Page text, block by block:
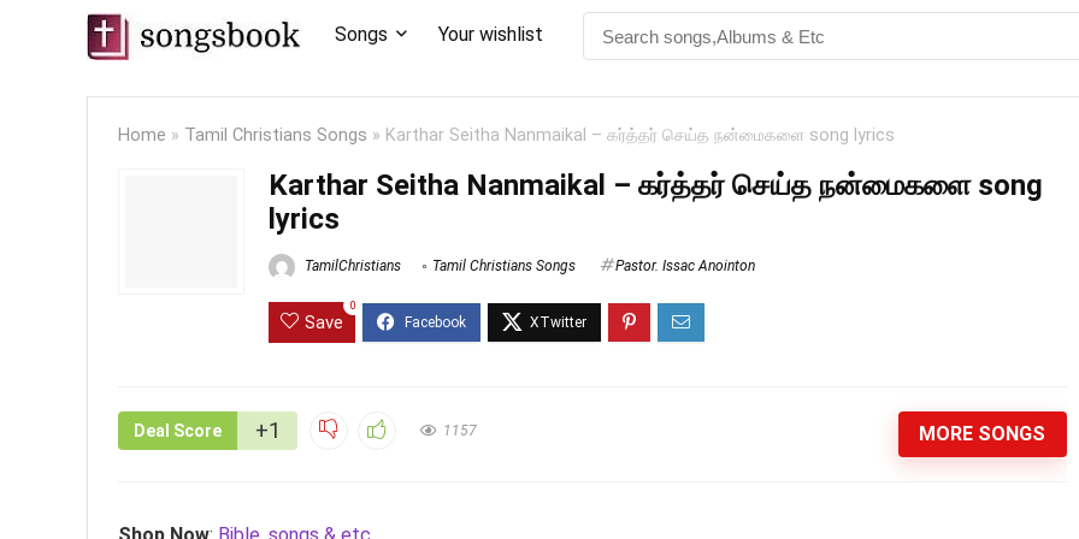
Songs Your wishlist
Home » Tamil Christians Songs » Karthar Seitha Nanmaikal – கர்த்தர் செய்த நன்மைகளை song lyrics
Karthar Seitha Nanmaikal – கர்த்தர் செய்த நன்மைகளை song
lyrics
TamilChristians Tamil Christians Songs Pastor. Issac Anointon
Save
0
Deal Score +1 1157 MORE SONGS